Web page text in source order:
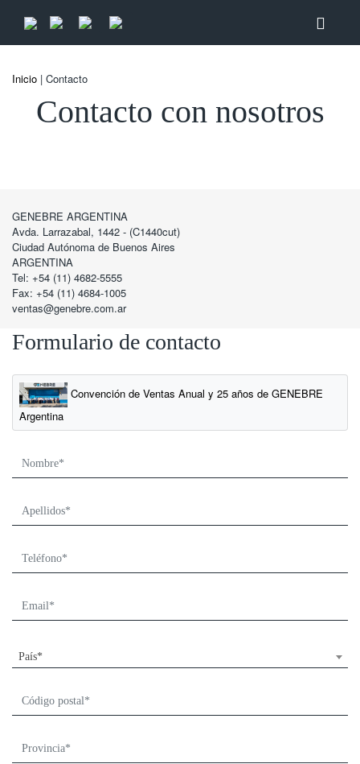
Inicio | Contacto
Contacto con nosotros
Formulario de contacto
Convención de Ventas Anual y 25 años de GENEBRE
Argentina
País*
GENEBRE ARGENTINA
Avda. Larrazabal, 1442 - (C1440cut)
Ciudad Autónoma de Buenos Aires
ARGENTINA
Tel: +54 (11) 4682-5555
Fax: +54 (11) 4684-1005
ventas@genebre.com.ar